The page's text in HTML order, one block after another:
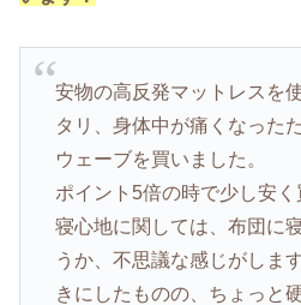
安物の高反発マットレスを
タリ、身体中が痛くなった
ウェーブを買いました。
ポイント5倍の時で少し安く
寝心地に関しては、布団に
うか、不思議な感じがしま
きにしたものの、ちょっと